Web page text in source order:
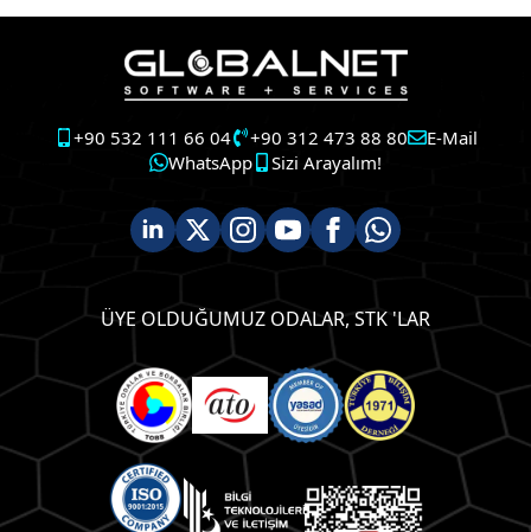
+90 532 111 66 04 +90 312 473 88 80
E-Mail
WhatsApp
Sizi Arayalım!
ÜYE OLDUĞUMUZ ODALAR, STK 'LAR